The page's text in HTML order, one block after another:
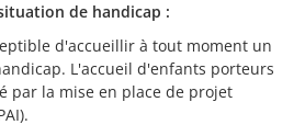
de handicap :
d'accueillir à tout moment un
L'accueil d'enfants porteurs
par la mise en place de projet